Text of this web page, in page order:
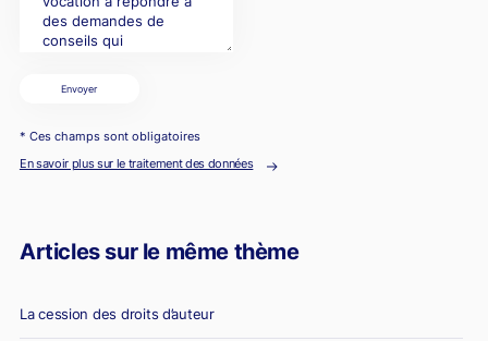
Envoyer
* Ces champs sont obligatoires
En savoir plus sur le traitement des données
Articles sur le même thème
La cession des droits d’auteur